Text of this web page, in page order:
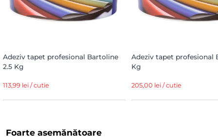
Adeziv tapet profesional Bartoline
2.5 Kg
113,99 lei / cutie
Adeziv tapet profesional
Kg
205,00 lei / cutie
Foarte asemănătoare